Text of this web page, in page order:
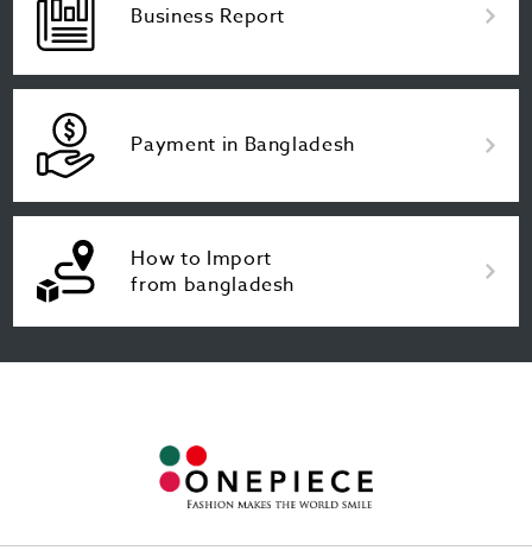
Business Report
Payment in Bangladesh
How to Import
from bangladesh